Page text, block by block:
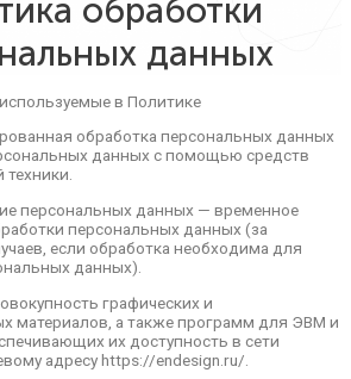
обработки
данных
в Политике
обработка персональных данных
данных с помощью средств
персональных данных — временное
персональных данных (за
если обработка необходима для
данных).
графических и
материалов, а также программ для ЭВМ и
их доступность в сети
адресу https://endesign.ru/.
система персональных
содержащихся в базах
данных и
и технических
персональных данных —
которых невозможно
информации принадлежность
конкретному
иному субъекту
данных — любое
или совокупность
совершаемых с
средств автоматизации или